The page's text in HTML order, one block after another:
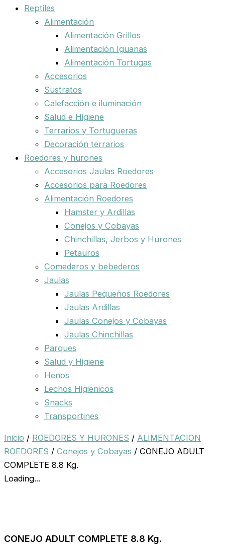
Reptiles
Alimentación
Alimentación Grillos
Alimentación Iguanas
Alimentación Tortugas
Accesorios
Sustratos
Calefacción e iluminación
Salud e Higiene
Terrarios y Tortugueras
Decoración terrarios
Roedores y hurones
Accesorios Jaulas Roedores
Accesorios para Roedores
Alimentación Roedores
Hamster y Ardillas
Conejos y Cobayas
Chinchillas, Jerbos y Hurones
Petauros
Comederos y bebederos
Jaulas
Jaulas Pequeños Roedores
Jaulas Ardillas
Jaulas Conejos y Cobayas
Jaulas Chinchillas
Parques
Salud y Higiene
Henos
Lechos Higienicos
Snacks
Transportines
Inicio / ROEDORES Y HURONES / ALIMENTACION
ROEDORES / Conejos y Cobayas / CONEJO ADULT
COMPLETE 8.8 Kg.
Loading...
CONEJO ADULT COMPLETE 8.8 Kg.